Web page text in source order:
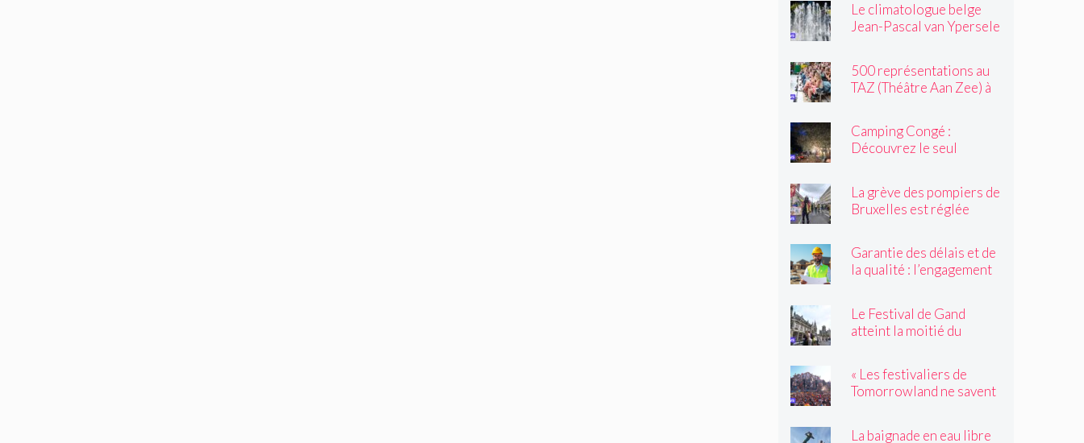
son passage, il souriait
toujours »
Le climatologue belge
Jean-Pascal van Ypersele
500 représentations au
TAZ (Théâtre Aan Zee) à
Camping Congé :
Découvrez le seul
La grève des pompiers de
Bruxelles est réglée
Garantie des délais et de
la qualité : l’engagement
Le Festival de Gand
atteint la moitié du
« Les festivaliers de
Tomorrowland ne savent
La baignade en eau libre